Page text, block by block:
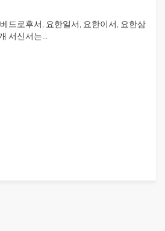
드로후서, 요한일서, 요한이서, 요한삼
서신서는...